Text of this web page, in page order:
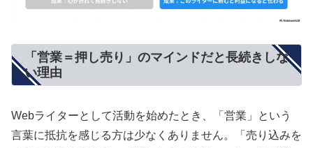
「営業＝押し売り」のマインドだと長続きしな
い理由
Webライターとして活動を始めたとき、「営業」という
言葉に抵抗を感じる方は少なくありません。「売り込みを